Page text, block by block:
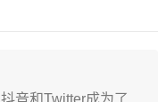
音和Twitter成为了